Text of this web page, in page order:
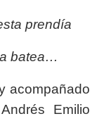
prendía
batea…
acompañado
Emilio